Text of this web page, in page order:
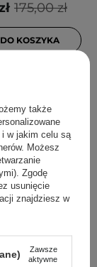
175,00 zł
KOSZYKA
PRZECENA
Anti-
Exfoliating
także
w jakim celu są
Możesz
Zgodę
usunięcie
znajdziesz w
Zawsze
aktywne